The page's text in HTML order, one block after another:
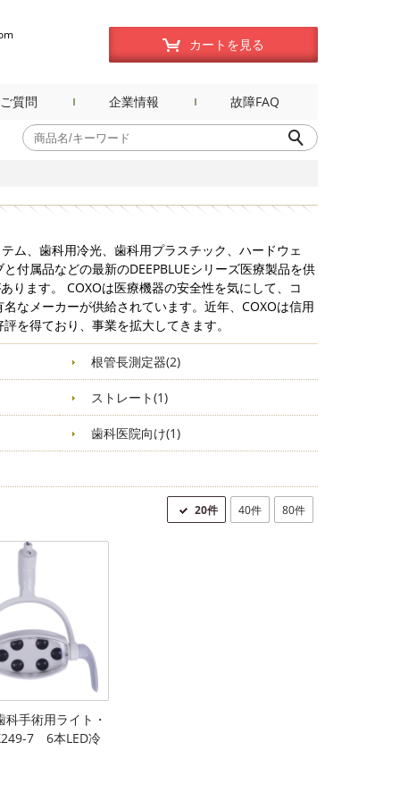
カートを見る
質問 企業情報 故障FAQ
ム、歯科用冷光、歯科用プラスチック、ハードウェ
付属品などの最新のDEEPBLUEシリーズ医療製品を供
ります。 COXOは医療機器の安全性を気にして、コ
なメーカーが供給されています。近年、COXOは信用
を得ており、事業を拡大してきます。
根管長測定器(2)
ストレート(1)
歯科医院向け(1)
20件 40件 80件
手術用ライト・
7 6本LED冷